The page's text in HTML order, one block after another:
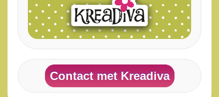
Contact met Kreadiva